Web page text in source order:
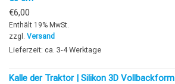
€6,00
Enthält 19% MwSt.
zzgl. Versand
Lieferzeit: ca. 3-4 Werktage
Kalle der Traktor | Silikon 3D Vollbackform